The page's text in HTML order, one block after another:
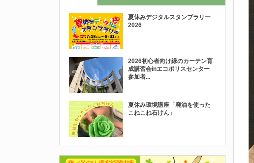
夏休みデジタルスタンプラリー
2026
2026初心者向け緑のカーテン育
成講習会inエコポリスセンター
参加者...
夏休み環境講座「廃油を使った
こねこね石けん」